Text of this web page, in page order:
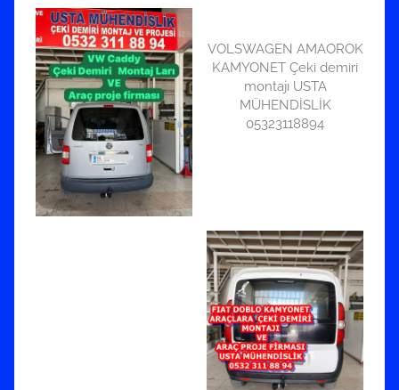
VOLSWAGEN AMAOROK
KAMYONET Çeki demiri
montajı USTA
MÜHENDİSLİK
05323118894